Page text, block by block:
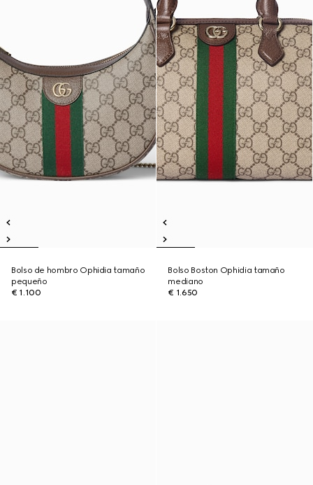
Bolso de hombro Ophidia tamaño
pequeño
€ 1.100
Bolso Boston Ophidia tamaño
mediano
€ 1.650